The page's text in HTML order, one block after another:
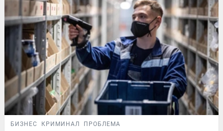
БИЗНЕС КРИМИНАЛ ПРОБЛЕМА